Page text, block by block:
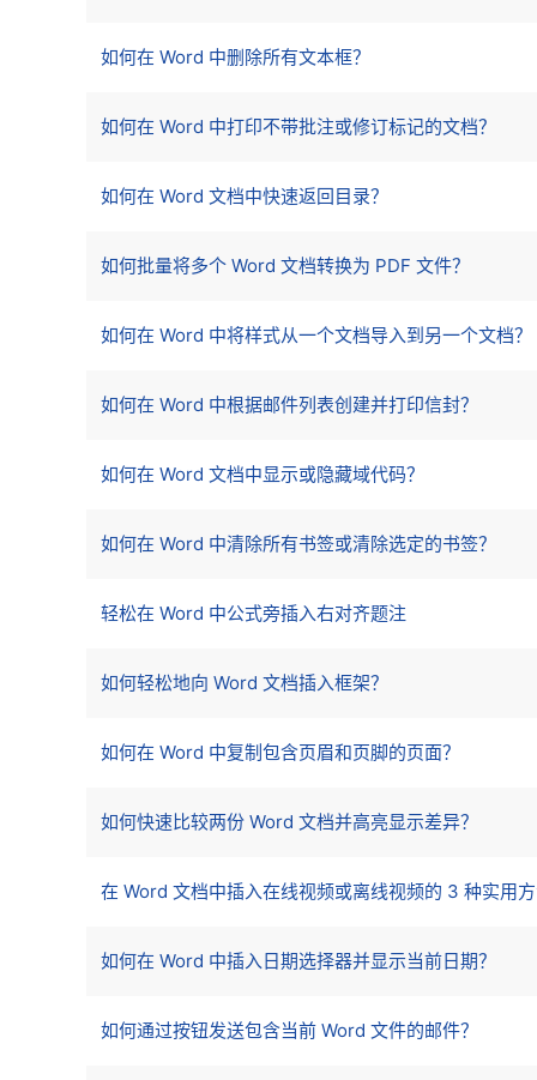
如何在 Word 中删除所有文本框？
如何在 Word 中打印不带批注或修订标记的文档？
如何在 Word 文档中快速返回目录？
如何批量将多个 Word 文档转换为 PDF 文件？
如何在 Word 中将样式从一个文档导入到另一个文档？
如何在 Word 中根据邮件列表创建并打印信封？
如何在 Word 文档中显示或隐藏域代码？
如何在 Word 中清除所有书签或清除选定的书签？
轻松在 Word 中公式旁插入右对齐题注
如何轻松地向 Word 文档插入框架？
如何在 Word 中复制包含页眉和页脚的页面？
如何快速比较两份 Word 文档并高亮显示差异？
在 Word 文档中插入在线视频或离线视频的 3 种实用
如何在 Word 中插入日期选择器并显示当前日期？
如何通过按钮发送包含当前 Word 文件的邮件？